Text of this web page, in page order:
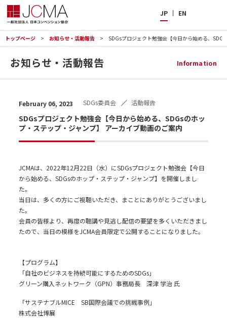
JP EN
トップページ お知らせ・活動報告 SDGsプロジェクト勉強会【今日から始める、
お知らせ・活動報告 Information
February 06, 2023 SDGs委員会 活動報告
SDGsプロジェクト勉強会【今日から始める、SDGsのホッ
プ・ステップ・ジャンプ】 アーカイブ動画のご案内
JCMAは、2022年12月22日（水）にSDGsプロジェクト勉強会【今日
から始める、SDGsのホップ・ステップ・ジャンプ】を開催しまし
た。
当日は、多くの方にご視聴いただき、まことにありがとうございまし
た。
会員の皆様より、再度の聴講や見逃し配信の要望を多くいただきまし
たので、当日の模様をJCMA会員限定で公開することになりました。
【プログラム】
「自社のビジネスを持続可能にするためのSDGs」
グリーン購入ネットワーク（GPN）事務局長 深津 学治 氏
「サステナブルMICE SB国際会議での挑戦事例」
株式会社博展